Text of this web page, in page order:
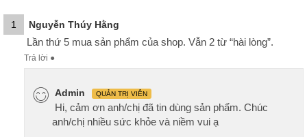
1 Nguyễn Thúy Hằng
Lần thứ 5 mua sản phẩm của shop. Vẫn 2 từ “hài lòng”.
Trả lời ●
Admin QUẢN TRỊ VIÊN
Hi, cảm ơn anh/chị đã tin dùng sản phẩm. Chúc
anh/chị nhiều sức khỏe và niềm vui ạ